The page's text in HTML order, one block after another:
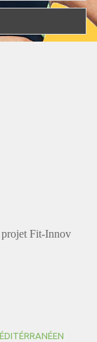
Fit-Innov